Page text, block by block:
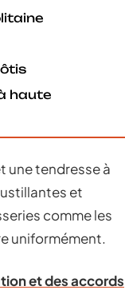
haute
une tendresse à
et
comme les
uniformément.
et des accords